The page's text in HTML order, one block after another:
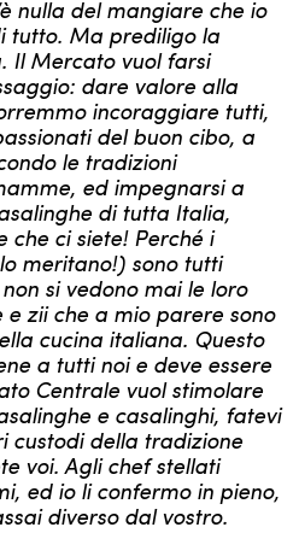
nulla del mangiare che io
tutto. Ma prediligo la
Il Mercato vuol farsi
dare valore alla
incoraggiare tutti,
del buon cibo, a
le tradizioni
ed impegnarsi a
di tutta Italia,
che ci siete! Perché i
meritano!) sono tutti
si vedono mai le loro
e zii che a mio parere sono
cucina italiana. Questo
a tutti noi e deve essere
Centrale vuol stimolare
e casalinghi, fatevi
custodi della tradizione
voi. Agli chef stellati
ed io li confermo in pieno,
diverso dal vostro.